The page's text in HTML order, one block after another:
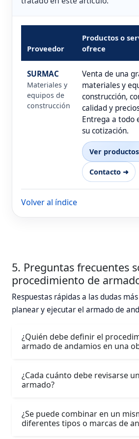
Proveedor
Productos o
ofrece
SURMAC
Materiales y
equipos de
construcción
Venta de una
materiales y
construcción,
calidad y
Entrega a todo
su cotización.
Ver
Contacto ➜
Volver al índice
5. Preguntas frecuentes
procedimiento de
Respuestas rápidas a las dudas
planear y ejecutar el armado de
¿Quién debe definir el
armado de andamios en una
¿Cada cuánto debe revisarse
armado?
¿Se puede combinar en un
diferentes tipos o marcas de